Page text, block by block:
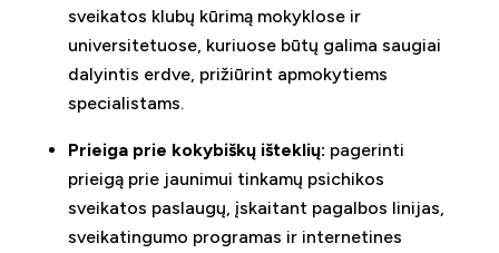
sveikatos klubų kūrimą mokyklose ir
universitetuose, kuriuose būtų galima saugiai
dalyintis erdve, prižiūrint apmokytiems
specialistams.
Prieiga prie kokybiškų išteklių: pagerinti
prieigą prie jaunimui tinkamų psichikos
sveikatos paslaugų, įskaitant pagalbos linijas,
sveikatingumo programas ir internetines